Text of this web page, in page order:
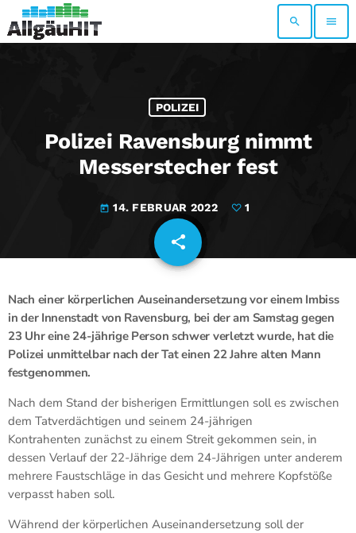
search menu
POLIZEI
Polizei Ravensburg nimmt
Messerstecher fest
today 14. FEBRUAR 2022 1
share
email
Nach einer körperlichen Auseinandersetzung vor einem Imbiss
in der Innenstadt von Ravensburg, bei der am Samstag gegen
23 Uhr eine 24-jährige Person schwer verletzt wurde, hat die
Polizei unmittelbar nach der Tat einen 22 Jahre alten Mann
festgenommen.
Nach dem Stand der bisherigen Ermittlungen soll es zwischen
dem Tatverdächtigen und seinem 24-jährigen
Kontrahenten zunächst zu einem Streit gekommen sein, in
dessen Verlauf der 22-Jährige dem 24-Jährigen unter anderem
mehrere Faustschläge in das Gesicht und mehrere Kopfstöße
verpasst haben soll.
Während der körperlichen Auseinandersetzung soll der